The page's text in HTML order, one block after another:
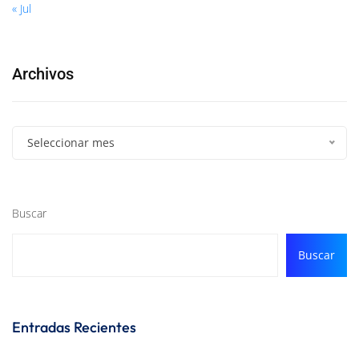
« Jul
Archivos
Seleccionar mes
Buscar
Buscar
Entradas Recientes